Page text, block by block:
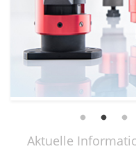
Aktuelle